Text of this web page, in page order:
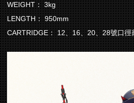
WEIGHT： 3kg
LENGTH： 950mm
CARTRIDGE： 12、16、20、28號口